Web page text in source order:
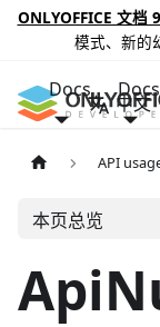
ONLYOFFICE 文档
模式、新的
Docs
中文
API
本页总览